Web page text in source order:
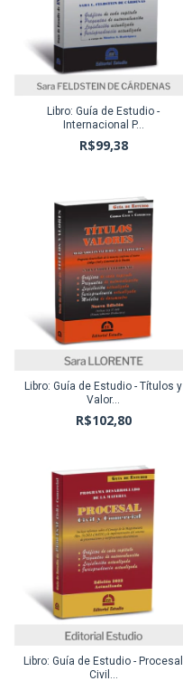
Libro: Guía de Estudio -
Internacional P...
R$99,38
Libro: Guía de Estudio - Títulos y
Valor...
R$102,80
Libro: Guía de Estudio - Procesal
Civil...